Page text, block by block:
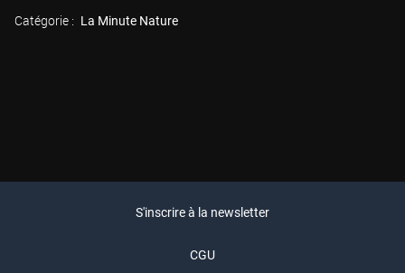
Catégorie : La Minute Nature
S'inscrire à la newsletter
CGU